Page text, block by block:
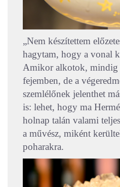
„Nem készítettem
hagytam, hogy a vonal
Amikor alkotok, mindig
fejemben, de a
szemlélőnek jelenthet
is: lehet, hogy ma
holnap talán valami
a művész, miként
poharakra.